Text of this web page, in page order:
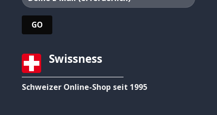
Swissness
Schweizer Online-Shop seit 1995